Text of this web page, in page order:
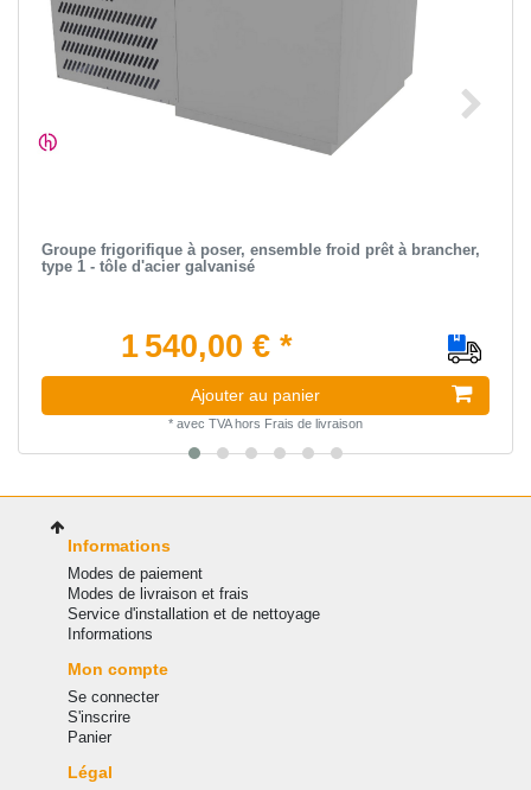
Groupe frigorifique à poser, ensemble froid prêt à brancher,
type 1 - tôle d'acier galvanisé
1 540,00 € *
Ajouter au panier
* avec TVAhors Frais de livraison
Informations
Modes de paiement
Modes de livraison et frais
Service d'installation et de nettoyage
Informations
Mon compte
Se connecter
S'inscrire
Panier
Légal